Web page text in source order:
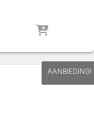
AANBIEDING!